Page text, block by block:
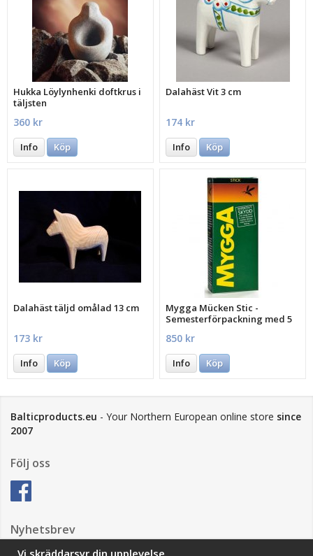
Hukka Löylynhenki doftkrus i
täljsten
360 kr
Info Köp
Dalahäst Vit 3 cm
174 kr
Info Köp
Dalahäst täljd omålad 13 cm
173 kr
Info Köp
Mygga Mücken Stic -
Semesterförpackning med 5
850 kr
Info Köp
Balticproducts.eu - Your Northern European online store since
2007
Följ oss
Nyhetsbrev
Vi skräddarsyr din upplevelse